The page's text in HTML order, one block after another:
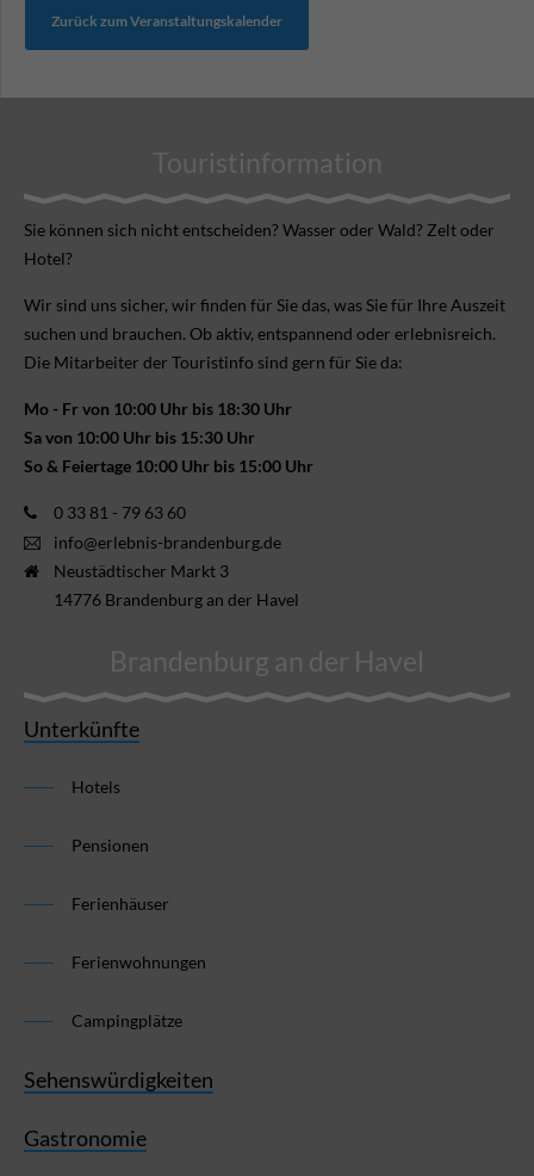
Zurück zum Veranstaltungskalender
Touristinformation
Sie können sich nicht ent­scheiden? Wasser oder Wald? Zelt oder
Hotel?
Wir sind uns sicher, wir finden für Sie das, was Sie für Ihre Aus­zeit
suchen und brauchen. Ob aktiv, ent­spannend oder erlebnis­reich.
Die Mitarbeiter der Touristinfo sind gern für Sie da:
Mo - Fr von 10:00 Uhr bis 18:30 Uhr
Sa von 10:00 Uhr bis 15:30 Uhr
So & Feiertage 10:00 Uhr bis 15:00 Uhr
0 33 81 - 79 63 60
info@erlebnis-brandenburg.de
Neustädtischer Markt 3
14776 Brandenburg an der Havel
Brandenburg an der Havel
Unterkünfte
Hotels
Pensionen
Ferienhäuser
Ferienwohnungen
Campingplätze
Sehenswürdigkeiten
Gastronomie